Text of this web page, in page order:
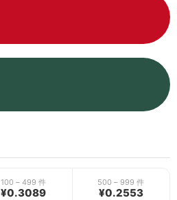
100 – 499 件
¥0.3089
500 – 999 件
¥0.2553